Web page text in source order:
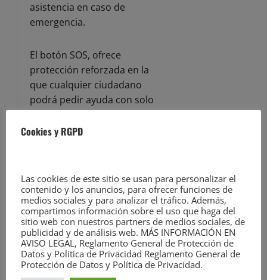
asistencia en caso de
emergencia.
El botón SOS, ofrece
protección reforzada en la
que cualquier ciudadano
podrá pedir ayuda con solo
pantalla principal del móvil,
a las fuerzas y cuerpos de
seguridad más cercanos.
Compartir
Cantabria Diario –
Periódico de Cantabria
Cookies y RGPD
Las cookies de este sitio se usan para personalizar el
contenido y los anuncios, para ofrecer funciones de
medios sociales y para analizar el tráfico. Además,
compartimos información sobre el uso que haga del
sitio web con nuestros partners de medios sociales, de
publicidad y de análisis web. MÁS INFORMACIÓN EN
AVISO LEGAL, Reglamento General de Protección de
Datos y Política de Privacidad Reglamento General de
Protección de Datos y Política de Privacidad.